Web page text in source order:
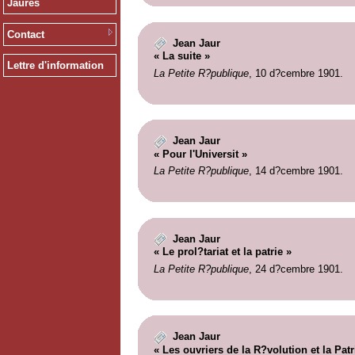
Jaurès
Contact
Lettre d'information
Jean Jaur
« La suite »
La Petite R?publique, 10 d?cembre 1901.
Jean Jaur
« Pour l'Universit »
La Petite R?publique, 14 d?cembre 1901.
Jean Jaur
« Le prol?tariat et la patrie »
La Petite R?publique, 24 d?cembre 1901.
Jean Jaur
« Les ouvriers de la R?volution et la